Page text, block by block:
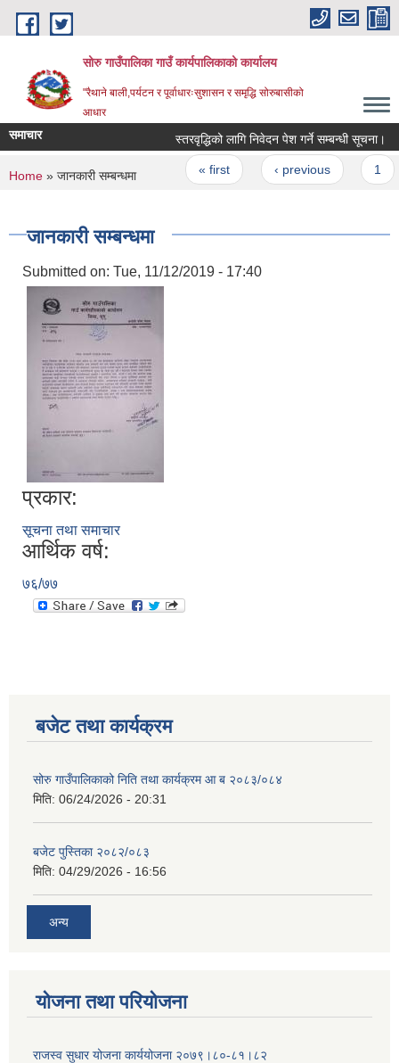
Skip to main content
सोरु गाउँपालिका गाउँ कार्यपालिकाको कार्यालय
"रैथाने बाली,पर्यटन र पूर्वाधारःसुशासन र समृद्धि सोरुबासीको
आधार
समाचार स्तरवृद्धिको लागि निवेदन पेश गर्ने सम्बन्धी सूचना।
Pages
« first ‹ previous
You are here
Home » जानकारी सम्बन्धमा
जानकारी सम्बन्धमा
Submitted on: Tue, 11/12/2019 - 17:40
प्रकार:
सूचना तथा समाचार
आर्थिक वर्ष:
७६/७७
बजेट तथा कार्यक्रम
सोरु गाउँपालिकाको निति तथा कार्यक्रम आ ब २०८३/०८४
मिति: 06/24/2026 - 20:31
बजेट पुस्तिका २०८२/०८३
मिति: 04/29/2026 - 16:56
अन्य
योजना तथा परियोजना
राजस्व सुधार योजना कार्ययोजना २०७९।८०-८१।८२